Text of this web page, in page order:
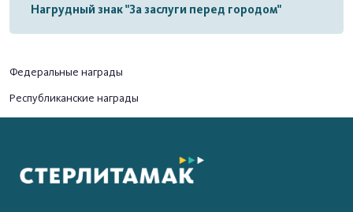
Нагрудный знак "За заслуги перед городом"
Федеральные награды
Республиканские награды